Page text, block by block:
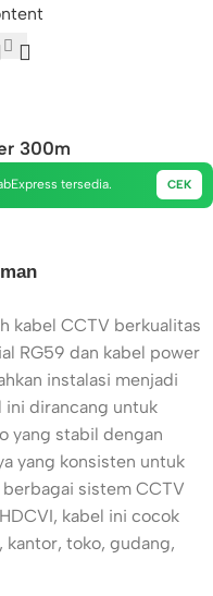
300m
tersedia. CEK
kabel CCTV berkualitas
RG59 dan kabel power
instalasi menjadi
ini dirancang untuk
yang stabil dengan
yang konsisten untuk
sistem CCTV
kabel ini cocok
kantor, toko, gudang,